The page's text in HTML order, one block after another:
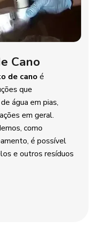
Cano
de cano é
que
água em pias,
em geral.
como
é possível
e outros resíduos